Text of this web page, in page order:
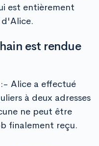
est entièrement
est rendue
:- Alice a effectué
à deux adresses
ne peut être
finalement reçu.